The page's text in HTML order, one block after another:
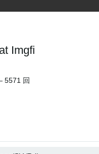
Imgfi
5571 回